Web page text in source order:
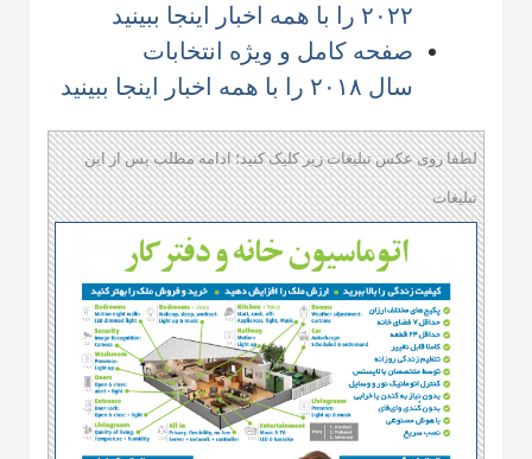
۲۰۲۲ را با همه اخبار اینجا ببینید
صفحه کامل و ویژه انتخابات
سال ۲۰۱۸ را با همه اخبار اینجا ببینید
لطفا روی عکس تبلیغات زیر کلیک کنید؛ ادامه مطلب پس از این
تبلیغات